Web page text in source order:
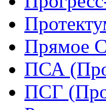
Прямое
ПСА
ПСГ